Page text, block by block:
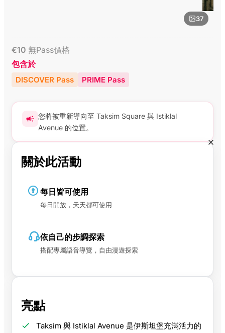
37
€10 無Pass價格
包含於
DISCOVER Pass PRIME Pass
您將被重新導向至 Taksim Square 與 Istiklal
Avenue 的位置。
關於此活動
每日皆可使用
每日開放，天天都可使用
依自己的步調探索
搭配專屬語音導覽，自由漫遊探索
亮點
Taksim 與 Istiklal Avenue 是伊斯坦堡充滿活力的